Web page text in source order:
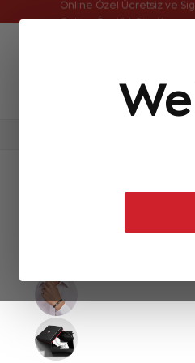
Online Özel Ücretsiz ve
Aynı Gün